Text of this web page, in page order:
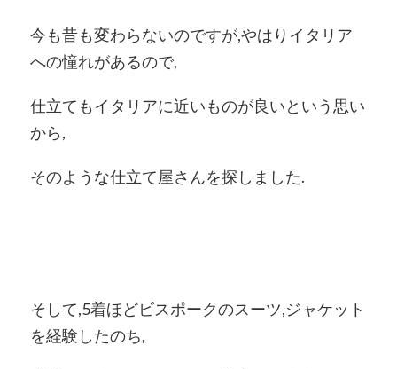
今も昔も変わらないのですが,やはりイタリア
への憧れがあるので,
仕立てもイタリアに近いものが良いという思い
から,
そのような仕立て屋さんを探しました.
そして,5着ほどビスポークのスーツ,ジャケット
を経験したのち,